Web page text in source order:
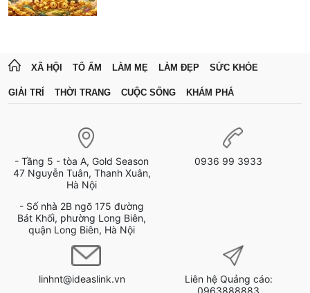
XÃ HỘI TỔ ẤM LÀM MẸ LÀM ĐẸP SỨC KHỎE
GIẢI TRÍ THỜI TRANG CUỘC SỐNG KHÁM PHÁ
- Tầng 5 - tòa A, Gold Season
47 Nguyễn Tuân, Thanh Xuân,
Hà Nội
- Số nhà 2B ngõ 175 đường
Bát Khối, phường Long Biên,
quận Long Biên, Hà Nội
0936 99 3933
linhnt@ideaslink.vn
Liên hệ Quảng cáo: